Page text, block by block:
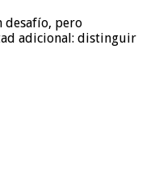
desafío, pero
adicional: distinguir